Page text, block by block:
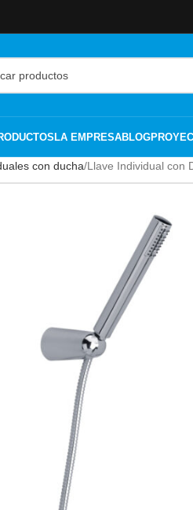
LA EMPRESABLOG
con ducha Llave Individual con